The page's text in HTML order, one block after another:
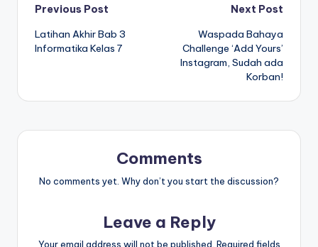
Post
navigation
Previous Post
Latihan Akhir Bab 3
Informatika Kelas 7
Next Post
Waspada Bahaya
Challenge ‘Add Yours’
Instagram, Sudah ada
Korban!
Comments
No comments yet. Why don’t you start the discussion?
Leave a Reply
Your email address will not be published. Required fields